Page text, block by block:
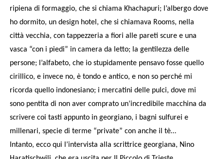
ripiena di formaggio, che si chiama Khachapuri; l’albergo dove
ho dormito, un design hotel, che si chiamava Rooms, nella
città vecchia, con tappezzeria a fiori alle pareti scure e una
vasca “con i piedi” in camera da letto; la gentilezza delle
persone; l’alfabeto, che io stupidamente pensavo fosse quello
cirillico, e invece no, è tondo e antico, e non so perché mi
ricorda quello indonesiano; i mercatini delle pulci, dove mi
sono pentita di non aver comprato un’incredibile macchina da
scrivere coi tasti appunto in georgiano, i bagni sulfurei e
millenari, specie di terme “private” con anche il tè…
Intanto, ecco qui l’intervista alla scrittrice georgiana, Nino